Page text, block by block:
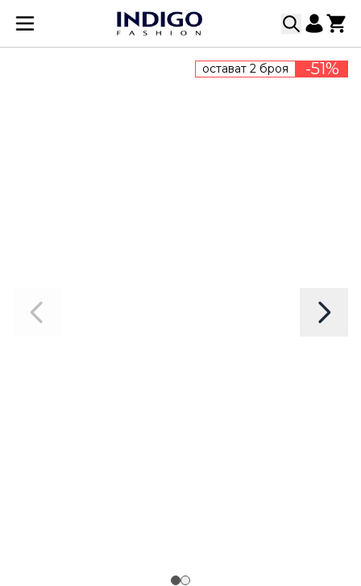
Прескачане към съдържанието
остават 2 броя -51%